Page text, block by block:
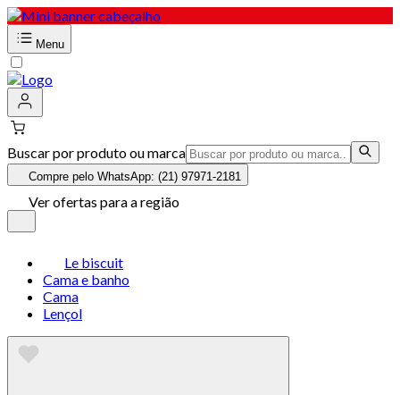
Menu
Buscar por produto ou marca
Compre pelo WhatsApp: (21) 97971-2181
Ver ofertas para a região
Le biscuit
Cama e banho
Cama
Lençol